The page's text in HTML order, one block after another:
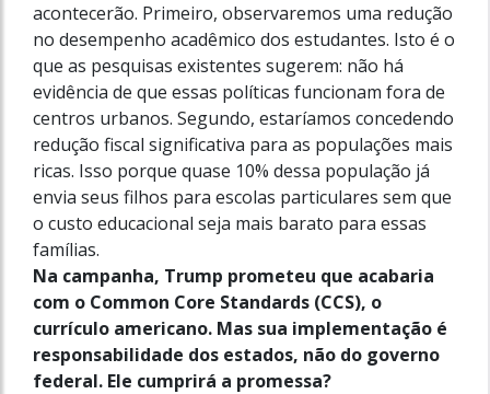
acontecerão. Primeiro, observaremos uma redução
no desempenho acadêmico dos estudantes. Isto é o
que as pesquisas existentes sugerem: não há
evidência de que essas políticas funcionam fora de
centros urbanos. Segundo, estaríamos concedendo
redução fiscal significativa para as populações mais
ricas. Isso porque quase 10% dessa população já
envia seus filhos para escolas particulares sem que
o custo educacional seja mais barato para essas
famílias.
Na campanha, Trump prometeu que acabaria
com o Common Core Standards (CCS), o
currículo americano. Mas sua implementação é
responsabilidade dos estados, não do governo
federal. Ele cumprirá a promessa?